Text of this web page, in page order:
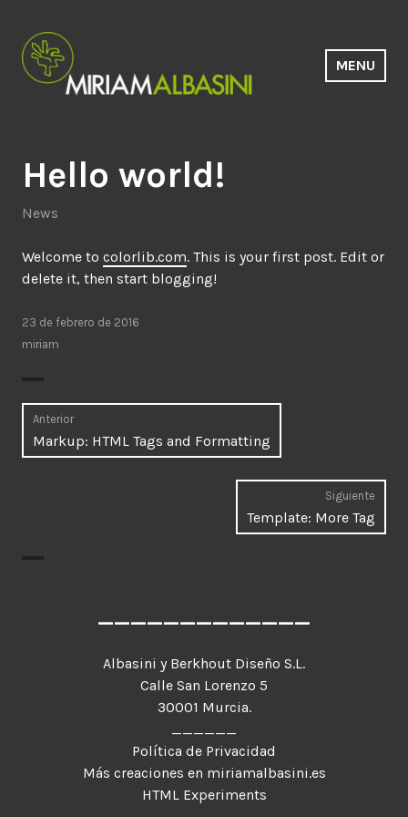
contenido
MENU
Hello world!
News
Welcome to colorlib.com. This is your first post. Edit or
delete it, then start blogging!
23 de febrero de 2016
miriam
Navegación
de
Anterior
Entrada
anterior:
Markup: HTML Tags and Formatting
Siguiente
Template: More Tag
_____________
Albasini y Berkhout Diseño S.L.
Calle San Lorenzo 5
30001 Murcia.
______
Política de Privacidad
Más creaciones en miriamalbasini.es
HTML Experiments